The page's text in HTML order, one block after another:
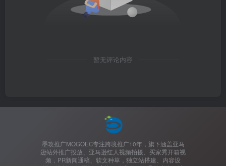
暂无评论内容
墨攻推广MOGOEC专注跨境推广10年，旗下涵盖亚马
逊站外推广投放、亚马逊红人视频拍摄、买家秀开箱视
频，PR新闻通稿、软文种草，独立站搭建、内容设